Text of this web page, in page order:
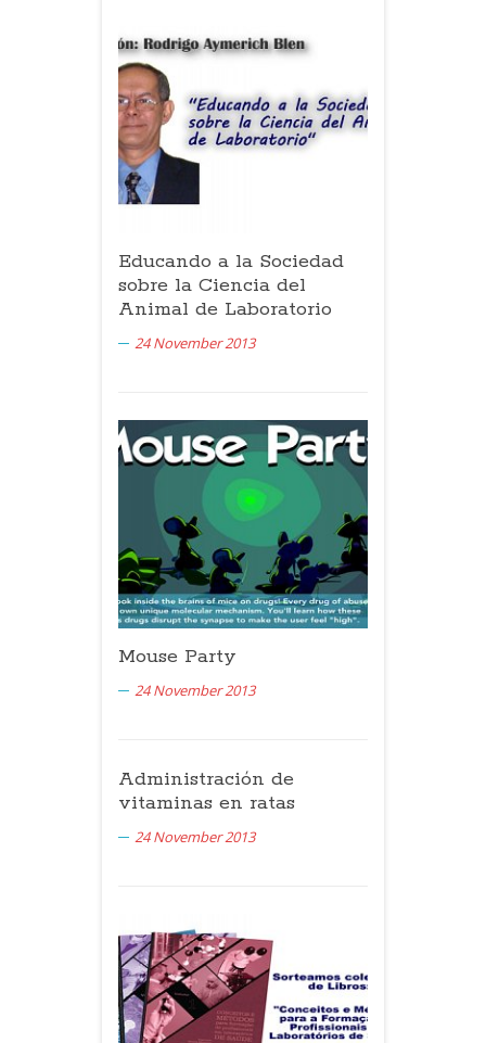
Educando a la Sociedad
sobre la Ciencia del
Animal de Laboratorio
24 November 2013
Mouse Party
24 November 2013
Administración de
vitaminas en ratas
24 November 2013